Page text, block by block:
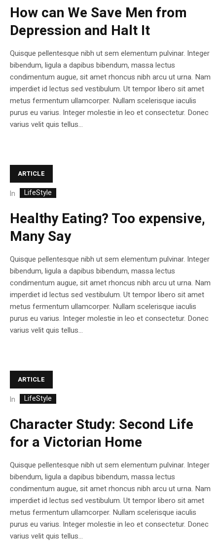
How can We Save Men from
Depression and Halt It
Quisque pellentesque nibh ut sem elementum pulvinar. Integer
bibendum, ligula a dapibus bibendum, massa lectus
condimentum augue, sit amet rhoncus nibh arcu ut urna. Nam
imperdiet id lectus sed vestibulum. Ut tempor libero sit amet
metus fermentum ullamcorper. Nullam scelerisque iaculis
purus eu varius. Integer molestie in leo et consectetur. Donec
varius velit quis tellus...
ARTICLE
In LifeStyle
Healthy Eating? Too expensive,
Many Say
Quisque pellentesque nibh ut sem elementum pulvinar. Integer
bibendum, ligula a dapibus bibendum, massa lectus
condimentum augue, sit amet rhoncus nibh arcu ut urna. Nam
imperdiet id lectus sed vestibulum. Ut tempor libero sit amet
metus fermentum ullamcorper. Nullam scelerisque iaculis
purus eu varius. Integer molestie in leo et consectetur. Donec
varius velit quis tellus...
ARTICLE
In LifeStyle
Character Study: Second Life
for a Victorian Home
Quisque pellentesque nibh ut sem elementum pulvinar. Integer
bibendum, ligula a dapibus bibendum, massa lectus
condimentum augue, sit amet rhoncus nibh arcu ut urna. Nam
imperdiet id lectus sed vestibulum. Ut tempor libero sit amet
metus fermentum ullamcorper. Nullam scelerisque iaculis
purus eu varius. Integer molestie in leo et consectetur. Donec
varius velit quis tellus...